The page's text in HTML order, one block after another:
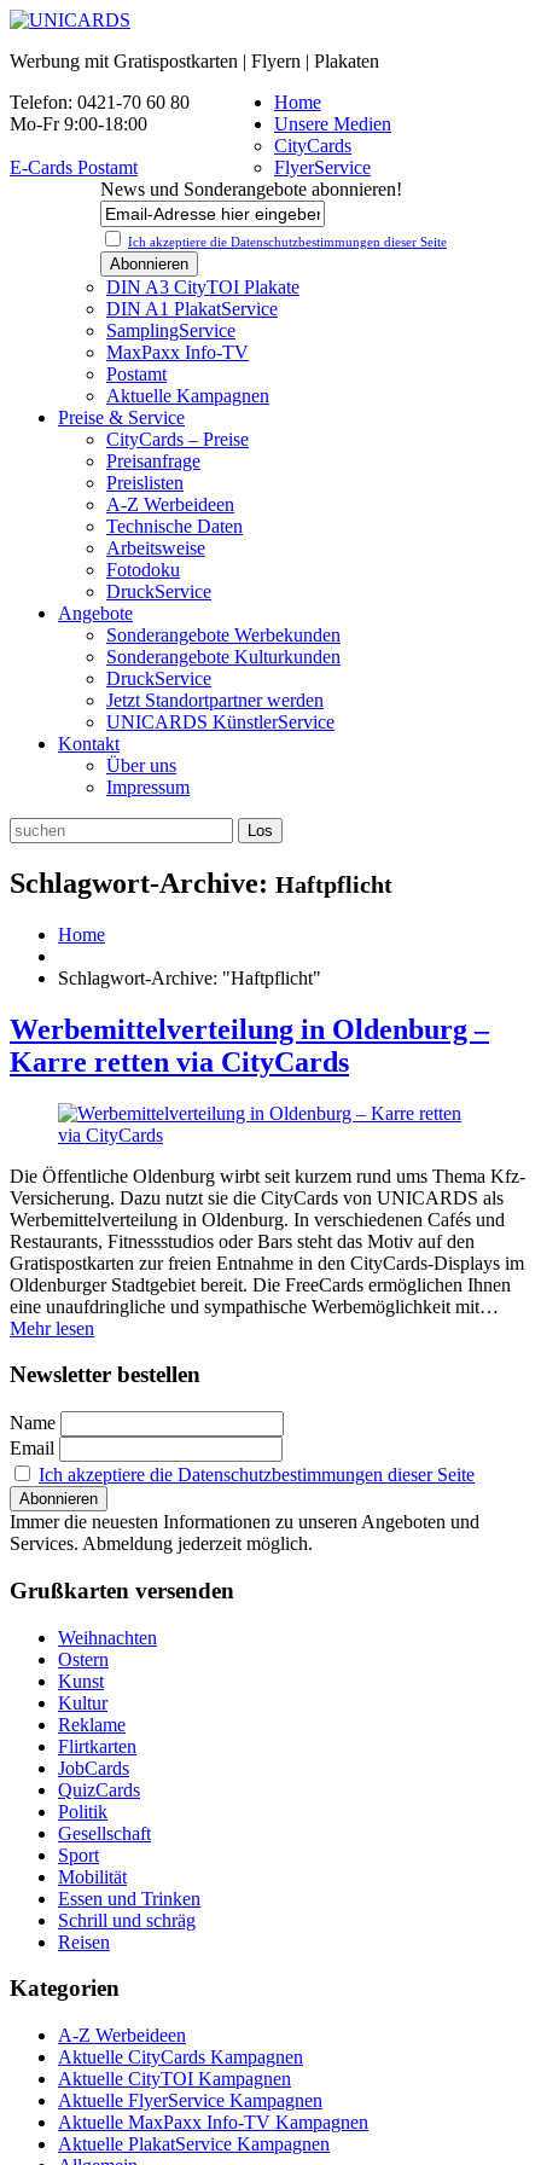
Werbung mit Gratispostkarten | Flyern | Plakaten
Telefon: 0421-70 60 80
Mo-Fr 9:00-18:00
E-Cards Postamt
News und Sonderangebote abonnieren!
Ich akzeptiere die Datenschutz­bestimmungen dieser Seite
Home
Unsere Medien
CityCards
FlyerService
DIN A3 CityTOI Plakate
DIN A1 PlakatService
SamplingService
MaxPaxx Info-TV
Postamt
Aktuelle Kampagnen
Preise & Service
CityCards – Preise
Preisanfrage
Preislisten
A-Z Werbeideen
Technische Daten
Arbeitsweise
Fotodoku
DruckService
Angebote
Sonderangebote Werbekunden
Sonderangebote Kulturkunden
DruckService
Jetzt Standortpartner werden
UNICARDS KünstlerService
Kontakt
Über uns
Impressum
Schlagwort-Archive: Haftpflicht
Home
Schlagwort-Archive: "Haftpflicht"
Werbemittelverteilung in Oldenburg –
Karre retten via CityCards
Die Öffentliche Oldenburg wirbt seit kurzem rund ums Thema Kfz-
Versicherung. Dazu nutzt sie die CityCards von UNICARDS als
Werbemittelverteilung in Oldenburg. In verschiedenen Cafés und
Restaurants, Fitnessstudios oder Bars steht das Motiv auf den
Gratispostkarten zur freien Entnahme in den CityCards-Displays im
Oldenburger Stadtgebiet bereit. Die FreeCards ermöglichen Ihnen
eine unaufdringliche und sympathische Werbemöglichkeit mit…
Mehr lesen
Newsletter bestellen
Name
Email
Ich akzeptiere die Datenschutzbestimmungen dieser Seite
Immer die neuesten Informationen zu unseren Angeboten und
Services. Abmeldung jederzeit möglich.
Grußkarten versenden
Weihnachten
Ostern
Kunst
Kultur
Reklame
Flirtkarten
JobCards
QuizCards
Politik
Gesellschaft
Sport
Mobilität
Essen und Trinken
Schrill und schräg
Reisen
Kategorien
A-Z Werbeideen
Aktuelle CityCards Kampagnen
Aktuelle CityTOI Kampagnen
Aktuelle FlyerService Kampagnen
Aktuelle MaxPaxx Info-TV Kampagnen
Aktuelle PlakatService Kampagnen